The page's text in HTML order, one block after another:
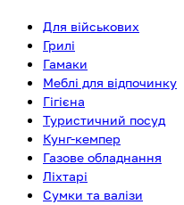
Для військових
Грилі
Гамаки
Меблі для відпочинку
Гігієна
Туристичний посуд
Кунг-кемпер
Газове обладнання
Ліхтарі
Сумки та валізи